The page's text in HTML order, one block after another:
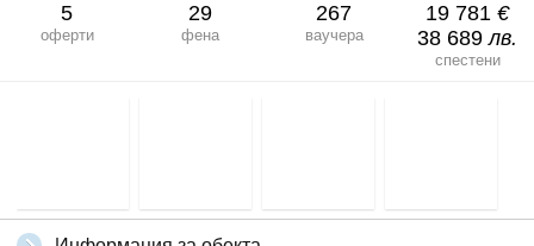
5
оферти
29
фена
267
ваучера
19 781 €
38 689лв.
спестени